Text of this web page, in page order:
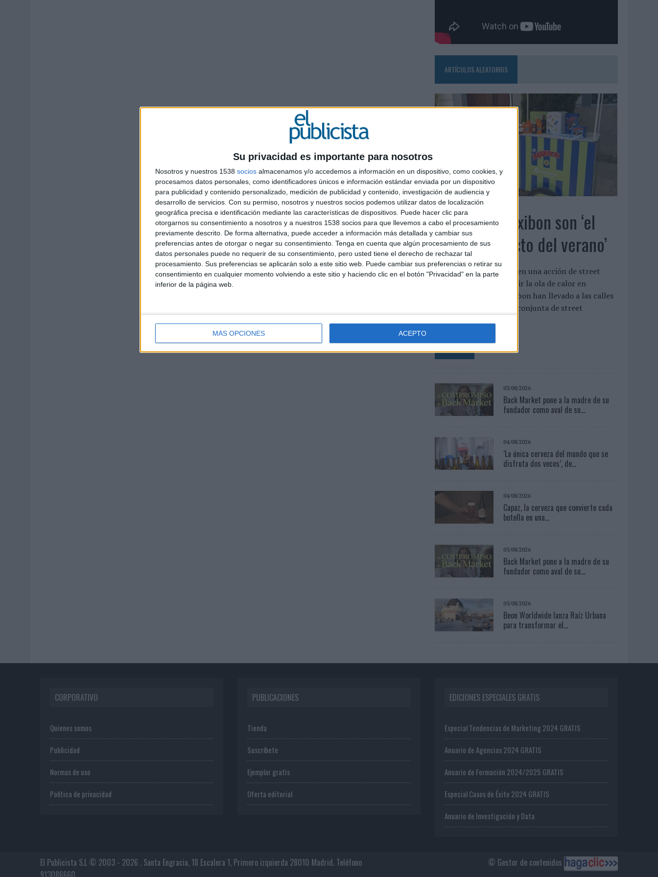
Su privacidad es importante para nosotros
Nosotros y nuestros 1538 socios almacenamos y/o accedemos a información en un dispositivo, como cookies, y
procesamos datos personales, como identificadores únicos e información estándar enviada por un dispositivo
para publicidad y contenido personalizado, medición de publicidad y contenido, investigación de audiencia y
desarrollo de servicios. Con su permiso, nosotros y nuestros socios podemos utilizar datos de localización
geográfica precisa e identificación mediante las características de dispositivos. Puede hacer clic para
otorgarnos su consentimiento a nosotros y a nuestros 1538 socios para que llevemos a cabo el procesamiento
previamente descrito. De forma alternativa, puede acceder a información más detallada y cambiar sus
preferencias antes de otorgar o negar su consentimiento. Tenga en cuenta que algún procesamiento de sus
datos personales puede no requerir de su consentimiento, pero usted tiene el derecho de rechazar tal
procesamiento. Sus preferencias se aplicarán solo a este sitio web. Puede cambiar sus preferencias o retirar su
consentimiento en cualquier momento volviendo a este sitio y haciendo clic en el botón "Privacidad" en la parte
inferior de la página web.
MÁS OPCIONES ACEPTO
ARTÍCULOS ALEATORIOS
04/08/2026
Babaria y Maxibon son ‘el
match perfecto del verano’
Ambas marcas se unen en una acción de street
marketing para combatir la ola de calor en
Valencia Babaria y Maxibon han llevado a las calles
de Valencia una acción conjunta de street
LEER MÁS
03/08/2026
Back Market pone a la madre de su
fundador como aval de su...
04/08/2026
‘La única cerveza del mundo que se
disfruta dos veces’, de...
04/08/2026
Capaz, la cerveza que convierte cada
botella en una...
03/08/2026
Back Market pone a la madre de su
fundador como aval de su...
05/08/2026
Beon Worldwide lanza Raíz Urbana
para transformar el...
CORPORATIVO
Quienes somos
Publicidad
Normas de uso
Política de privacidad
PUBLICACIONES
Tienda
Suscríbete
Ejemplar gratis
Oferta editorial
EDICIONES ESPECIALES GRATIS
Especial Tendencias de Marketing 2024 GRATIS
Anuario de Agencias 2024 GRATIS
Anuario de Formación 2024/2025 GRATIS
Especial Casos de Éxito 2024 GRATIS
Anuario de Investigación y Data
© Gestor de contenidos
El Publicista S.L © 2003 - 2026 . Santa Engracia, 18 Escalera 1, Primero izquierda 28010 Madrid. Teléfono
913086660.